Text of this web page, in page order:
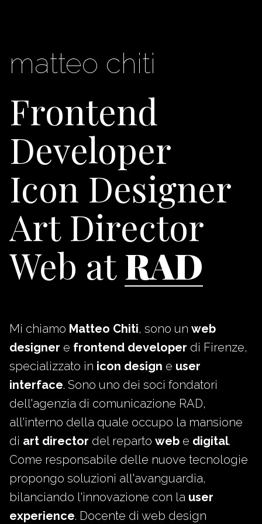
matteo chiti
Frontend
Developer
Icon Designer
Art Director
Web atRAD
Mi chiamo Matteo Chiti, sono un web
designer e frontend developer di Firenze,
specializzato in icon design e user
interface. Sono uno dei soci fondatori
dell'agenzia di comunicazione RAD,
all'interno della quale occupo la mansione
di art director del reparto web e digital.
Come responsabile delle nuove tecnologie
propongo soluzioni all'avanguardia,
bilanciando l'innovazione con la user
experience. Docente di web design